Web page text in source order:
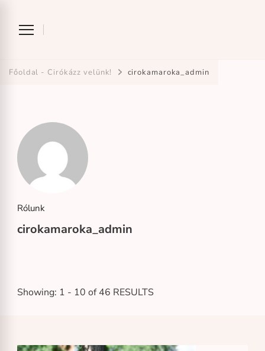
Főoldal - Cirókázz velünk! cirokamaroka_admin
Rólunk
cirokamaroka_admin
Showing: 1 - 10 of 46 RESULTS